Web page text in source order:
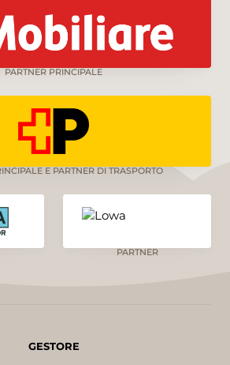
PARTNER PRINCIPALE
E PARTNER DI TRASPORTO
PARTNER
GESTORE